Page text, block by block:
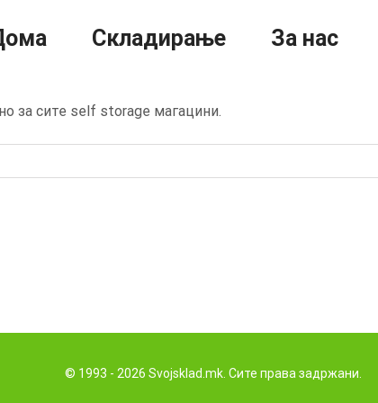
Складирање За нас
за сите self storage магацини.
© 1993 - 2026 Svojsklad.mk. Сите права задржани.